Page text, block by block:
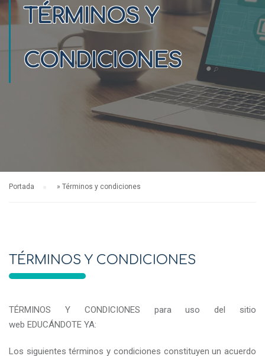
TÉRMINOS Y
CONDICIONES
Portada » Términos y condiciones
TÉRMINOS Y CONDICIONES
TÉRMINOS Y CONDICIONES para uso del sitio
web EDUCÁNDOTE YA:
Los siguientes términos y condiciones constituyen un acuerdo